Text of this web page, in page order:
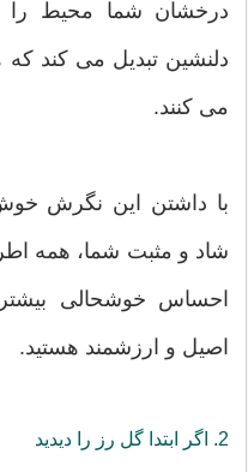
درخشان شما محیط را
دلنشین تبدیل می کند
می کنند.
با داشتن این نگرش
شاد و مثبت شما، همه
احساس خوشحالی
اصیل و ارزشمند هستید.
2. اگر ابتدا گل رز را دیدید